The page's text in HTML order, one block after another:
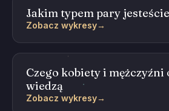
Jakim typem pary
Zobacz wykresy→
Czego kobiety i mężczyźni
wiedzą
Zobacz wykresy→